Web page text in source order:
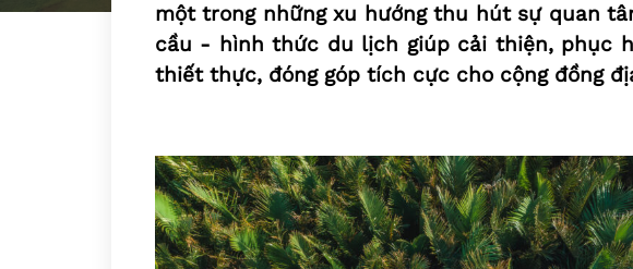
một trong những xu hướng thu hút sự quan
cầu - hình thức du lịch giúp cải thiện, phục
thiết thực, đóng góp tích cực cho cộng đồng